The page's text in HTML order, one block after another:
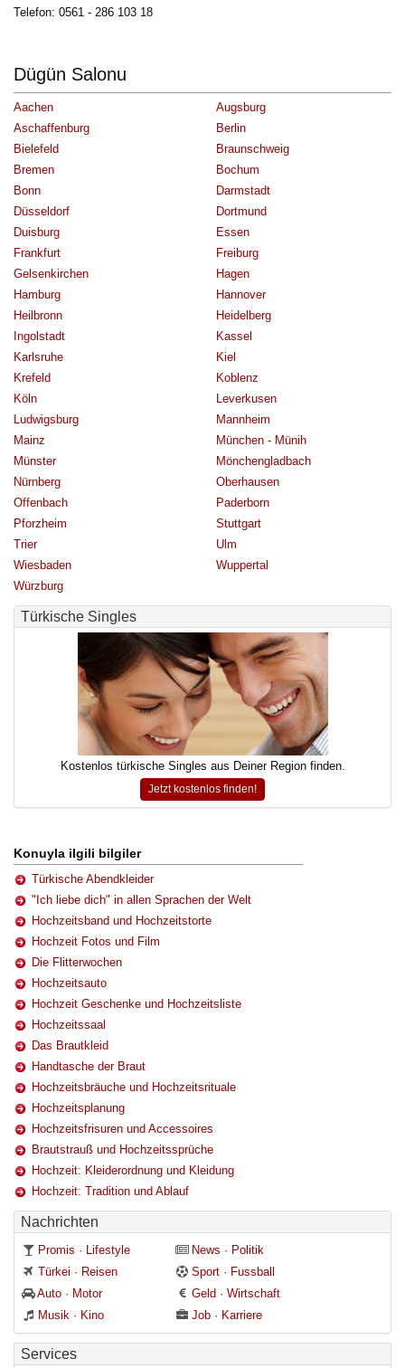
Telefon: 0561 - 286 103 18
Dügün Salonu
Aachen
Augsburg
Aschaffenburg
Berlin
Bielefeld
Braunschweig
Bremen
Bochum
Bonn
Darmstadt
Düsseldorf
Dortmund
Duisburg
Essen
Frankfurt
Freiburg
Gelsenkirchen
Hagen
Hamburg
Hannover
Heilbronn
Heidelberg
Ingolstadt
Kassel
Karlsruhe
Kiel
Krefeld
Koblenz
Köln
Leverkusen
Ludwigsburg
Mannheim
Mainz
München - Münih
Münster
Mönchengladbach
Nürnberg
Oberhausen
Offenbach
Paderborn
Pforzheim
Stuttgart
Trier
Ulm
Wiesbaden
Wuppertal
Würzburg
Türkische Singles
Kostenlos türkische Singles aus Deiner Region finden.
Jetzt kostenlos finden!
Konuyla ilgili bilgiler
Türkische Abendkleider
"Ich liebe dich" in allen Sprachen der Welt
Hochzeitsband und Hochzeitstorte
Hochzeit Fotos und Film
Die Flitterwochen
Hochzeitsauto
Hochzeit Geschenke und Hochzeitsliste
Hochzeitssaal
Das Brautkleid
Handtasche der Braut
Hochzeitsbräuche und Hochzeitsrituale
Hochzeitsplanung
Hochzeitsfrisuren und Accessoires
Brautstrauß und Hochzeitssprüche
Hochzeit: Kleiderordnung und Kleidung
Hochzeit: Tradition und Ablauf
Nachrichten
Promis · Lifestyle
News · Politik
Türkei · Reisen
Sport · Fussball
Auto · Motor
Geld · Wirtschaft
Musik · Kino
Job · Karriere
Services